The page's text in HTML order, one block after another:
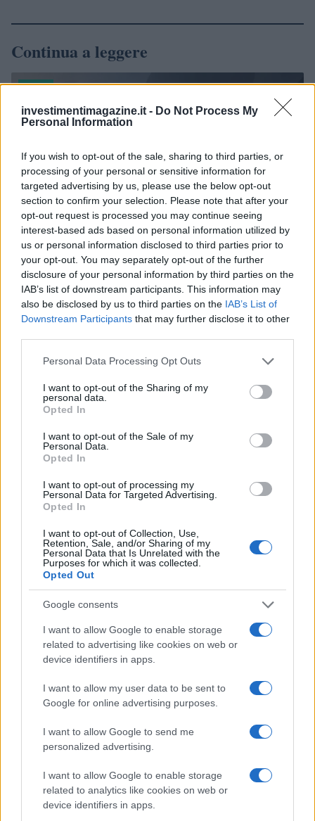
investimentimagazine.it - Do Not Process My
Personal Information
If you wish to opt-out of the sale, sharing to third parties, or
processing of your personal or sensitive information for
targeted advertising by us, please use the below opt-out
section to confirm your selection. Please note that after your
opt-out request is processed you may continue seeing
interest-based ads based on personal information utilized by
us or personal information disclosed to third parties prior to
your opt-out. You may separately opt-out of the further
disclosure of your personal information by third parties on the
IAB’s list of downstream participants. This information may
also be disclosed by us to third parties on the IAB’s List of
Downstream Participants that may further disclose it to other
Please note that this website/app uses one or more Google
not limited to your visit or usage behaviour. You may click to
grant or deny consent to Google and its third-party tags to
use your data for below specified purposes in below Google
consent section.
Personal Data Processing Opt Outs
I want to opt-out of the Sharing of my
personal data.
Opted In
I want to opt-out of the Sale of my
Personal Data.
Opted In
I want to opt-out of processing my
Personal Data for Targeted Advertising.
Opted In
I want to opt-out of Collection, Use,
Retention, Sale, and/or Sharing of my
Personal Data that Is Unrelated with the
Purposes for which it was collected.
Opted Out
Google consents
I want to allow Google to enable storage
related to advertising like cookies on web or
device identifiers in apps.
I want to allow my user data to be sent to
Google for online advertising purposes.
I want to allow Google to send me
personalized advertising.
I want to allow Google to enable storage
related to analytics like cookies on web or
device identifiers in apps.
Continua a leggere
NEWS
Petrolio in calo: Brent a 88.9 dollari, ribassi diffusi tra le
materie prime
Andrea Innocenti · 6 Ago 2026
Petrolio in calo: Brent a 91,82$, ribassi a due cifre per greggio
Andrea Innocenti · 5 Ago 2026
NEWS
La macchina usata più affidabile: un investimento che esige
ponderazione